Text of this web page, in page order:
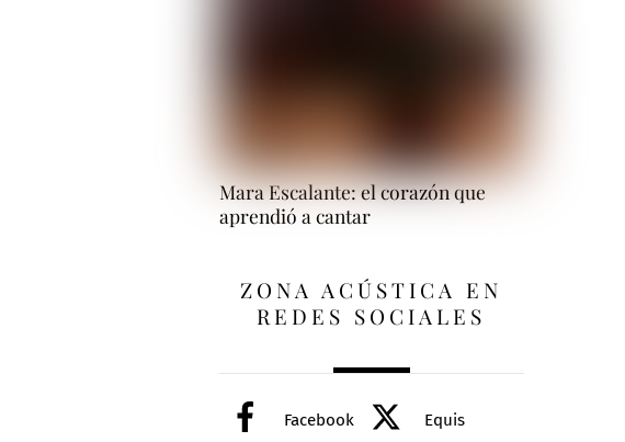
Mara Escalante: el corazón que
aprendió a cantar
ZONA ACÚSTICA EN
REDES SOCIALES
Facebook Equis